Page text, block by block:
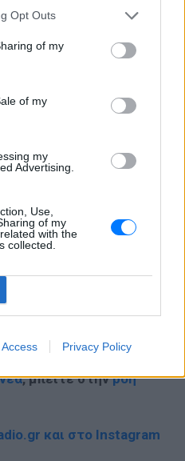
Opt Outs
of my
of my
my
Advertising.
Use,
of my
with the
collected.
Privacy Policy
hot νέα .
νέα, μπείτε στηνροή
και στο Instagram